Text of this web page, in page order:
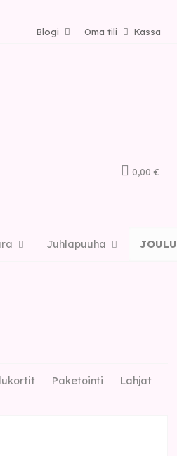
Kassa
Oma tili
Blogi
0,00 €
Juhlapuuha JOULU
Paketointi Lahjat